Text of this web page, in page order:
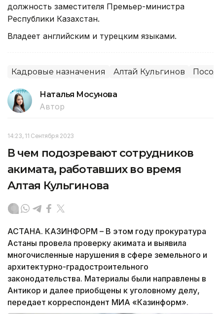
должность заместителя Премьер-министра
Республики Казахстан.
Владеет английским и турецким языками.
Кадровые назначения Алтай Кульгинов
Наталья Мосунова
Автор
14:23, 11 Сентября 2023
В чем подозревают сотрудников
акимата, работавших во время
Алтая Кульгинова
АСТАНА. КАЗИНФОРМ – В этом году прокуратура
Астаны провела проверку акимата и выявила
многочисленные нарушения в сфере земельного и
архитектурно-градостроительного
законодательства. Материалы были направлены в
Антикор и далее приобщены к уголовному делу,
передает корреспондент МИА «Казинформ».